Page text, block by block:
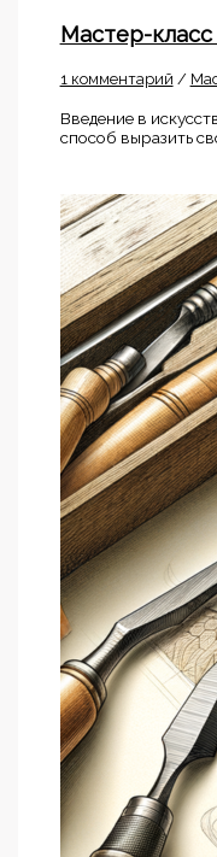
Мастер-
1 комментарий /
Введение в
способ выразить